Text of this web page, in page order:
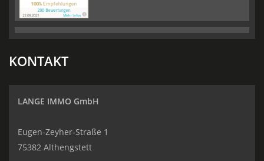
KONTAKT
LANGE IMMO GmbH
Eugen-Zeyher-Straße 1
75382 Althengstett